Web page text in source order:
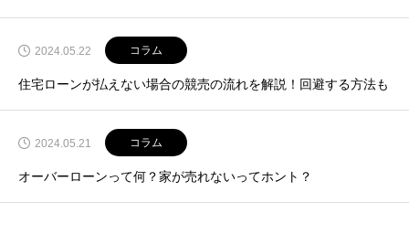
2024.05.22 コラム
住宅ローンが払えない場合の競売の流れを解説！回避する方法も
2024.05.21 コラム
オーバーローンって何？家が売れないってホント？